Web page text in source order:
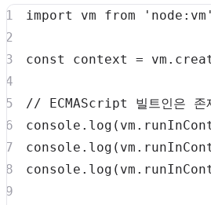
import vm from 'node:vm'
const context = vm .
// ECMAScript 빌트인은 존
console . log ( vm .
console . log ( vm .
console . log ( vm .